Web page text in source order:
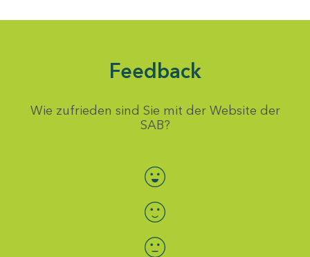
Feedback
Wie zufrieden sind Sie mit der Website der
SAB?
Bewertung auswählen